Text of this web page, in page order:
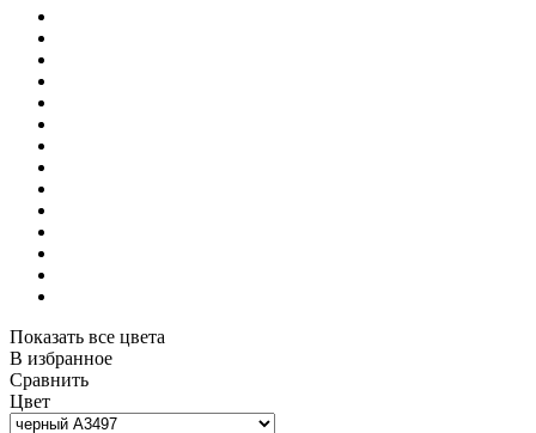
Показать все цвета
В избранное
Сравнить
Цвет